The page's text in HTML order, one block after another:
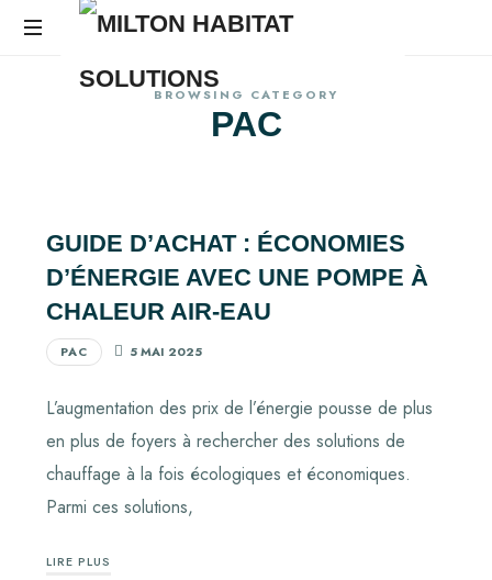
BROWSING CATEGORY
PAC
GUIDE D’ACHAT : ÉCONOMIES
D’ÉNERGIE AVEC UNE POMPE À
CHALEUR AIR-EAU
PAC 5 MAI 2025
L’augmentation des prix de l’énergie pousse de plus
en plus de foyers à rechercher des solutions de
chauffage à la fois écologiques et économiques.
Parmi ces solutions,
LIRE PLUS